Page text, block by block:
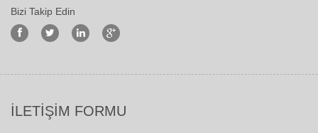
Bizi Takip Edin
İLETİŞİM FORMU